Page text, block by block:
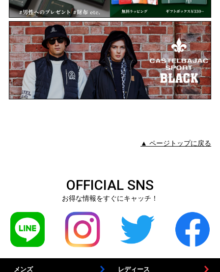
▲ ページトップに戻る
OFFICIAL SNS
お得な情報をすぐにキャッチ！
メンズ レディース